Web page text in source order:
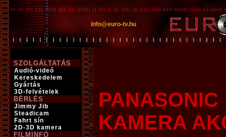
info@euro-tv.hu
SZOLGÁLTATÁS
Audió-videó
Kereskedelem
Gyártás
3D-felvételek
BÉRLÉS
Jimmy Jib
Steadicam
Fahrt sín
2D-3D kamera
FILMINFÓ
KAMERA